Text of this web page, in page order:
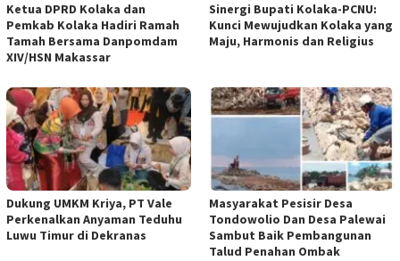
Ketua DPRD Kolaka dan
Pemkab Kolaka Hadiri Ramah
Tamah Bersama Danpomdam
XIV/HSN Makassar
Sinergi Bupati Kolaka-PCNU:
Kunci Mewujudkan Kolaka yang
Maju, Harmonis dan Religius
Dukung UMKM Kriya, PT Vale
Perkenalkan Anyaman Teduhu
Luwu Timur di Dekranas
Masyarakat Pesisir Desa
Tondowolio Dan Desa Palewai
Sambut Baik Pembangunan
Talud Penahan Ombak